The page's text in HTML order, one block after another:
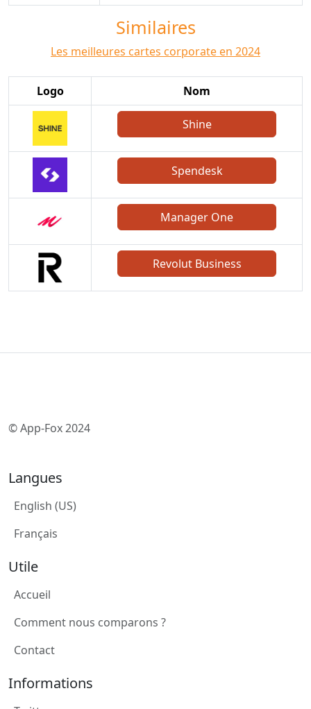
Similaires
Les meilleures cartes corporate en 2024
Logo Nom
Shine
Spendesk
Manager One
Revolut Business
© App-Fox 2024
Langues
English (US)
Français
Utile
Accueil
Comment nous comparons ?
Contact
Informations